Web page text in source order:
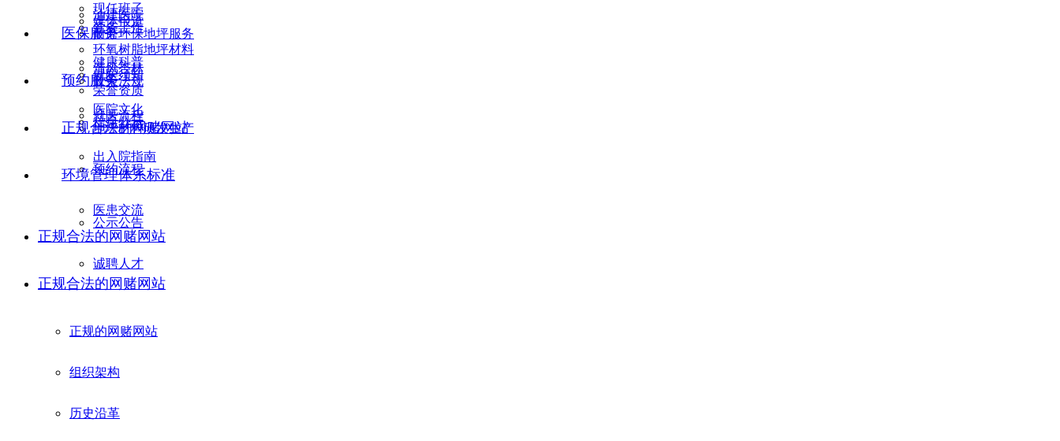
现任班子
环氧树脂地坪材料
荣誉资质
油建医院
媒体报道
健康科普
党务工作
清风杏林
医院文化
耐磨环保地坪服务
就医须知
就医流程
出入院指南
医保服务
政策法规
信息公示
预约服务
地坪材料研发生产
预约流程
医患交流
正规合法的网赌网站
环境管理体系标准
公示公告
诚聘人才
正规合法的网赌网站
正规合法的网赌网站
正规的网赌网站
组织架构
历史沿革